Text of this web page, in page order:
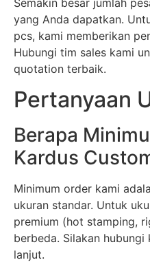
Semakin besar jumlah
yang Anda dapatkan.
pcs, kami memberikan
Hubungi tim sales kami
quotation terbaik.
Pertanyaan
Berapa
Kardus
Minimum order kami
ukuran standar. Untuk
premium (hot stamping,
berbeda. Silakan
lanjut.